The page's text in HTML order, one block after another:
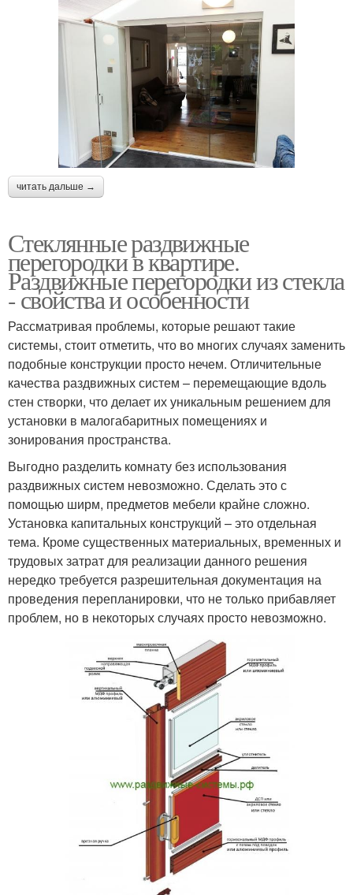
читать дальше →
Стеклянные раздвижные
перегородки в квартире.
Раздвижные перегородки из стекла
- свойства и особенности
Рассматривая проблемы, которые решают такие
системы, стоит отметить, что во многих случаях заменить
подобные конструкции просто нечем. Отличительные
качества раздвижных систем – перемещающие вдоль
стен створки, что делает их уникальным решением для
установки в малогабаритных помещениях и
зонирования пространства.
Выгодно разделить комнату без использования
раздвижных систем невозможно. Сделать это с
помощью ширм, предметов мебели крайне сложно.
Установка капитальных конструкций – это отдельная
тема. Кроме существенных материальных, временных и
трудовых затрат для реализации данного решения
нередко требуется разрешительная документация на
проведения перепланировки, что не только прибавляет
проблем, но в некоторых случаях просто невозможно.